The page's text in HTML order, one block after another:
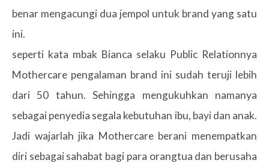
benar mengacungi dua jempol untuk brand yang satu
ini.
seperti kata mbak Bianca selaku Public Relationnya
Mothercare pengalaman brand ini sudah teruji lebih
dari 50 tahun. Sehingga mengukuhkan namanya
sebagai penyedia segala kebutuhan ibu, bayi dan anak.
Jadi wajarlah jika Mothercare berani menempatkan
diri sebagai sahabat bagi para orangtua dan berusaha